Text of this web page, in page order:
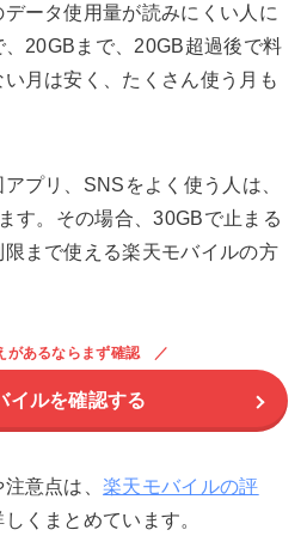
ータ使用量が読みにくい人に
20GBまで、20GB超過後で料
月は安く、たくさん使う月も
プリ、SNSをよく使う人は、
す。その場合、30GBで止まる
まで使える楽天モバイルの方
があるならまず確認
イルを確認する
注意点は、楽天モバイルの評
しくまとめています。